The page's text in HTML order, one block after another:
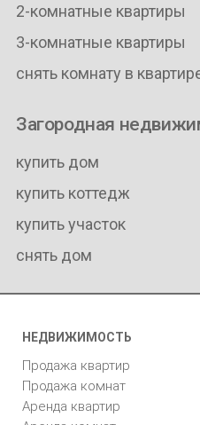
2-комнатные квартиры
3-комнатные квартиры
снять комнату в
Загородная
купить дом
купить коттедж
купить участок
снять дом
НЕДВИЖИМОСТЬ
Продажа квартир
Продажа комнат
Аренда квартир